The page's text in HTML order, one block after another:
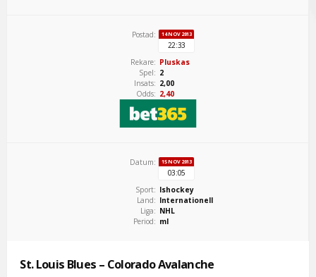
St. Louis Blues – Colorado Avalanche
Postad: 14 NOV 2013
22:33
Rekare: Pluskas
Spel: 2
Insats: 2,00
Odds: 2,40
Datum: 15 NOV 2013
03:05
Sport: Ishockey
Land: Internationell
Liga: NHL
Period: ml